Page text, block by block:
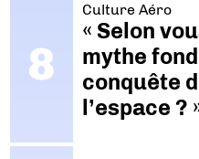
Culture Aéro
« Selon
mythe
conquête
l’espace ?